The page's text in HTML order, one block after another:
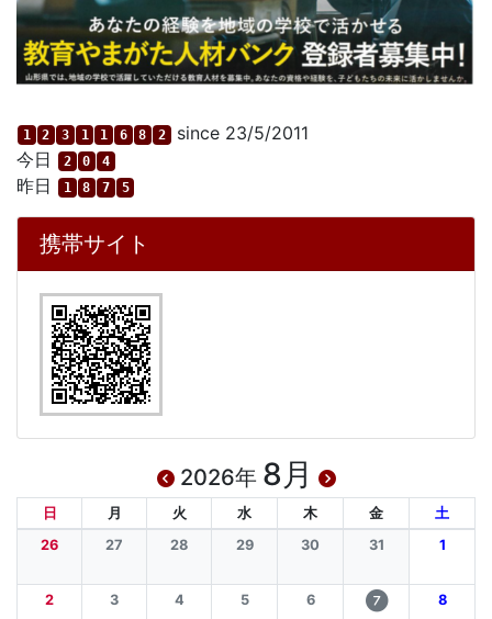
1 2 3 1 1 6 8 2 since 23/5/2011
今日
2 0 4
昨日 1 8 7 5
携帯サイト
2026年 8月
日 月 火 水 木 金
土
26
27 28 29 30 31 1
2 3 4 5 6 7 8